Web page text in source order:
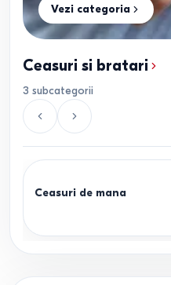
Vezi categoria
Ceasuri si bratari
3 subcategorii
Ceasuri de mana